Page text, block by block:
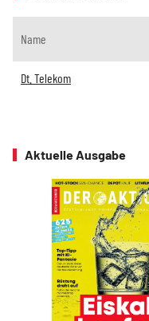
Name
Dt. Telekom
Aktuelle Ausgabe